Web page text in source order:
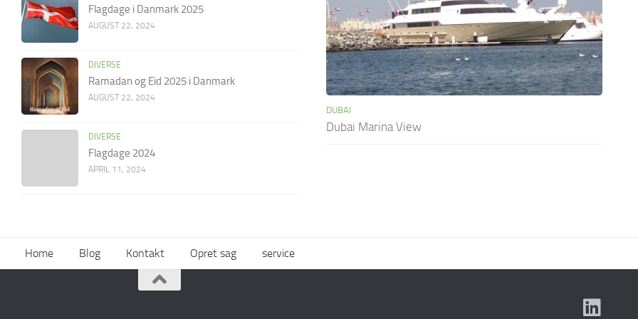
Flagdage i Danmark 2025
AUGUST 22, 2024
DIVERSE
Ramadan og Eid 2025 i Danmark
AUGUST 22, 2024
DIVERSE
Flagdage 2024
APRIL 11, 2024
DUBAI
Dubai Marina View
Home Blog Kontakt Opret sag service